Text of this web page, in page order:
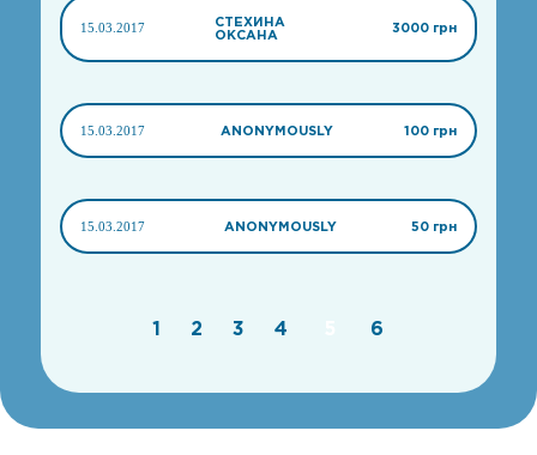
15.03.2017
СТЕХИНА
ОКСАНА
3000 грн
15.03.2017 ANONYMOUSLY 100 грн
15.03.2017 ANONYMOUSLY 50 грн
1 2 3 4 6